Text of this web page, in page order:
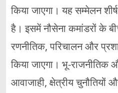
किया जाएगा। यह सम्मेलन
है। इसमें नौसेना कमांडरों के
रणनीतिक, परिचालन और
किया जाएगा। भू-राजनीतिक
आवाजाही, क्षेत्रीय चुनौतियों